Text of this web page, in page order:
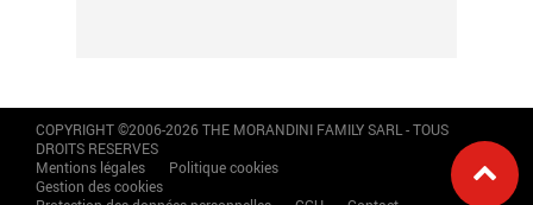
COPYRIGHT ©2006-2026 THE MORANDINI FAMILY SARL - TOUS
DROITS RESERVES
Mentions légales
Politique cookies
Gestion des cookies